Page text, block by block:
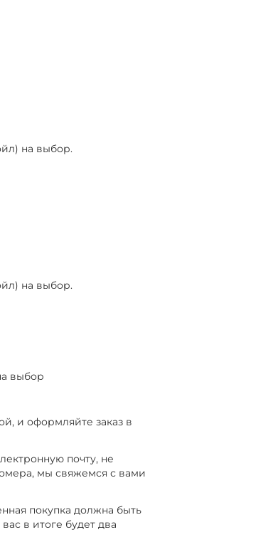
на выбор.
на выбор.
выбор
и оформляйте заказ в
почту, не
мы свяжемся с вами
покупка должна быть
в итоге будет два